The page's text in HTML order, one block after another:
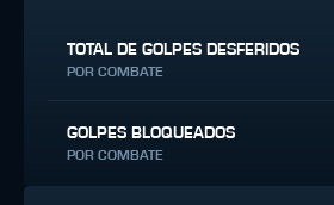
TOTAL DE GOLPES DESFERIDOS
POR COMBATE
GOLPES BLOQUEADOS
POR COMBATE